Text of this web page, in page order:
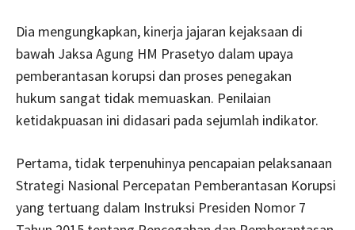
Dia mengungkapkan, kinerja jajaran kejaksaan di
bawah Jaksa Agung HM Prasetyo dalam upaya
pemberantasan korupsi dan proses penegakan
hukum sangat tidak memuaskan. Penilaian
ketidakpuasan ini didasari pada sejumlah indikator.
Pertama, tidak terpenuhinya pencapaian pelaksanaan
Strategi Nasional Percepatan Pemberantasan Korupsi
yang tertuang dalam Instruksi Presiden Nomor 7